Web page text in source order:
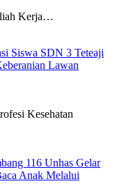
Kerja…
Siswa SDN 3 Teteaji
Lawan
Kesehatan
116 Unhas Gelar
Anak Melalui